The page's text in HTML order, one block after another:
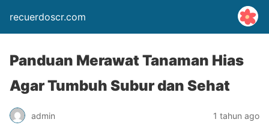
recuerdoscr.com
Panduan Merawat Tanaman Hias
Agar Tumbuh Subur dan Sehat
admin 1 tahun ago